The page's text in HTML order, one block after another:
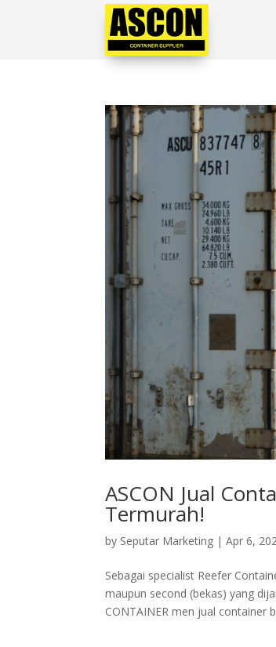
ASCON Jual
Termurah!
by Seputar Marketing |Apr 6,
Sebagai specialist Reefer
maupun second (bekas) yang
CONTAINER men jual container